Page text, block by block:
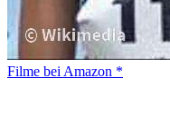
Filme bei Amazon *